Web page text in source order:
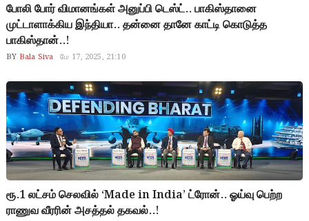
போலி போர் விமானங்கள் அனுப்பி டெஸ்ட்.. பாகிஸ்தானை
முட்டாளாக்கிய இந்தியா.. தன்னை தானே காட்டி கொடுத்த
பாகிஸ்தான்..!
BY Bala Siva மே 17, 2025, 21:10
ரூ.1 லட்சம் செலவில் ‘Made in India’ ட்ரோன்.. ஓய்வு பெற்ற
ராணுவ வீரரின் அசத்தல் தகவல்..!